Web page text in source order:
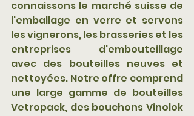
connaissons le marché suisse de
l'emballage en verre et servons
les vignerons, les brasseries et les
entreprises d'embouteillage
avec des bouteilles neuves et
nettoyées. Notre offre comprend
une large gamme de bouteilles
Vetropack, des bouchons Vinolok